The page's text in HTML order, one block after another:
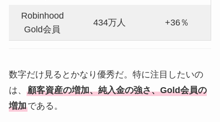
Robinhood
Gold会員
434万人 +36％
数字だけ見るとかなり優秀だ。特に注目したいの
は、 顧客資産の増加、純入金の強さ、Gold会員の
増加である。